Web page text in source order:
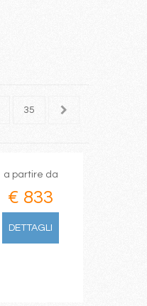
35 36
a partire da
€ 833
DETTAGLI